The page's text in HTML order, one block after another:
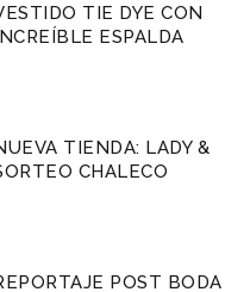
TIE DYE CON
ESPALDA
TIENDA: LADY &
CHALECO
POST BODA